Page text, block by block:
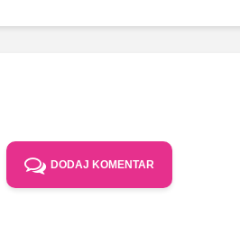
DODAJ KOMENTAR